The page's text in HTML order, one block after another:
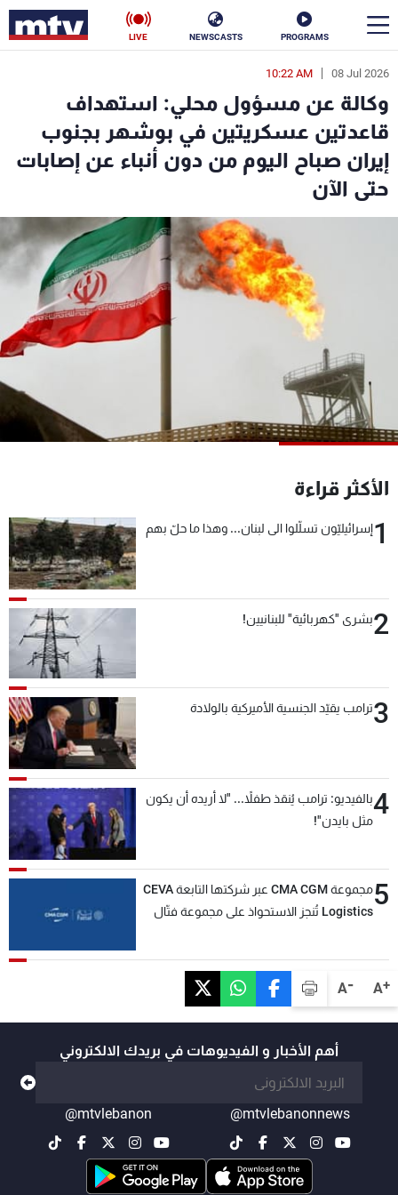
PROGRAMS
NEWSCASTS
LIVE
A+
A-
08 Jul 2026
10:22 AM
وكالة عن مسؤول محلي: استهداف
قاعدتين عسكريتين في بوشهر بجنوب
إيران صباح اليوم من دون أنباء عن إصابات
حتى الآن
الأكثر قراءة
1إسرائيليّون تسلّلوا الى لبنان... وهذا ما حلّ بهم
2بشرى "كهربائية" للبنانيين!
3ترامب يقيّد الجنسية الأميركية بالولادة
4بالفيديو: ترامب يُنقذ طفلاً... "لا أريده أن يكون
مثل بايدن"!
5
مجموعة CMA CGM عبر شركتها التابعة CEVA
Logistics تُنجز الاستحواذ على مجموعة فتّال
أهم الأخبار و الفيديوهات في بريدك الالكتروني
@mtvlebanonnews
@mtvlebanon
en
الأخبار
سياسة ناس
إقتصاد
رياضة
كأس العالم
البرامج
جدول البرامج
شاهد البرامج
الترددات
عن MTV
لاعلاناتكم
شروط الإسـتخدام
سياسة الخصوصية